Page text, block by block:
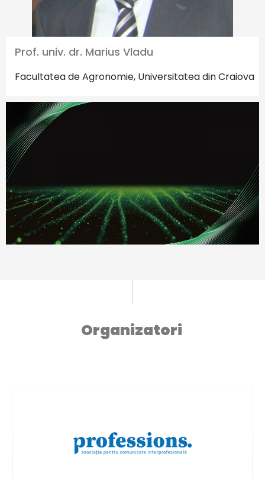
Prof. univ. dr. Marius Vladu
Facultatea de Agronomie, Universitatea din Craiova
Organizatori